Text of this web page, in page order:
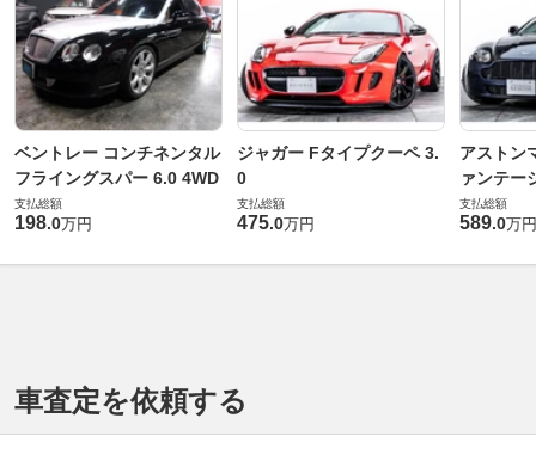
ベントレー コンチネンタル
フライングスパー 6.0 4WD
支払総額
198.0万円
ジャガー Fタイプクーペ 3.
0
支払総額
475.0万円
アストン
ァンテー
支払総額
589.0万円
車査定を依頼する